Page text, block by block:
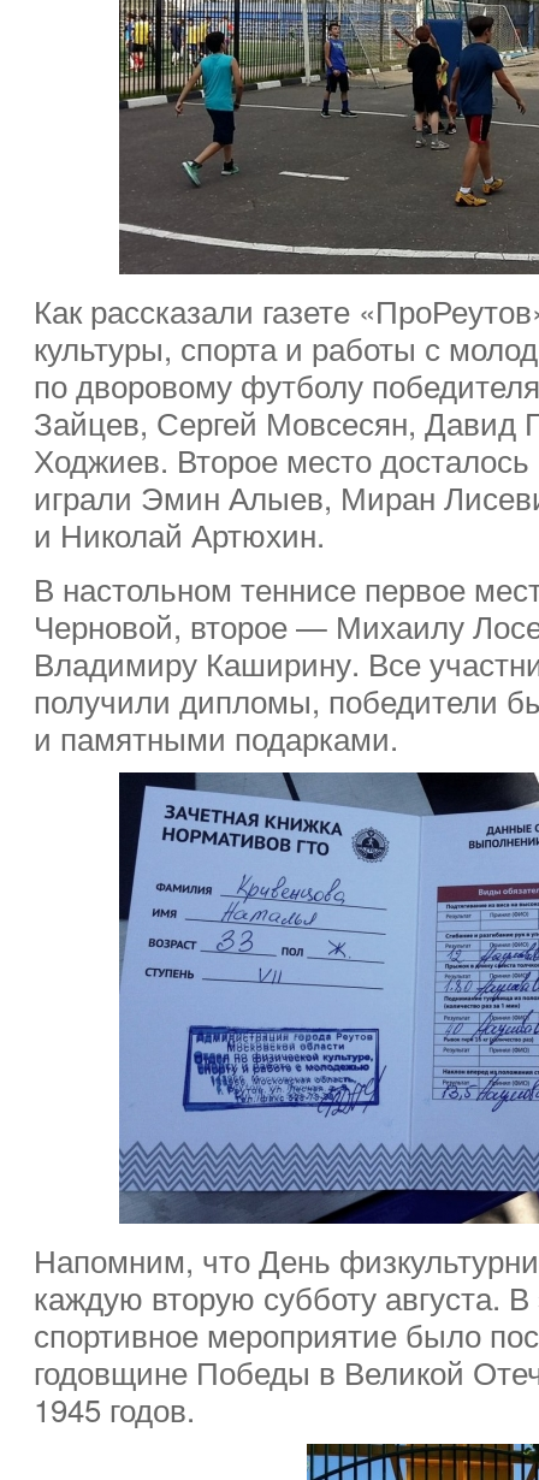
Как рассказали газете
культуры, спорта и работы с
по дворовому футболу
Зайцев, Сергей Мовсесян, Давид
Ходжиев. Второе место
играли Эмин Алыев, Миран
и Николай Артюхин.
В настольном теннисе первое
Черновой, второе — Михаилу
Владимиру Каширину. Все
получили дипломы, победители
и памятными подарками.
Напомним, что День
каждую вторую субботу августа.
спортивное мероприятие было
годовщине Победы в Великой
1945 годов.